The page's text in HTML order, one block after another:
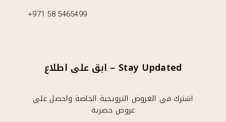
+971 58 5465499
Stay Updated – ابق على اطلاع
اشترك في العروض الترويجية الخاصة واحصل على
عروض حصرية